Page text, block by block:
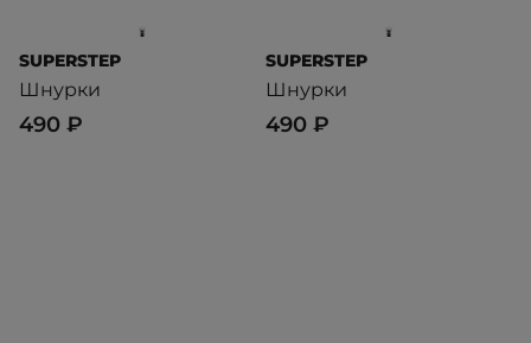
SUPERSTEP
Шнурки
490 ₽
SUPERSTEP
Шнурки
490 ₽